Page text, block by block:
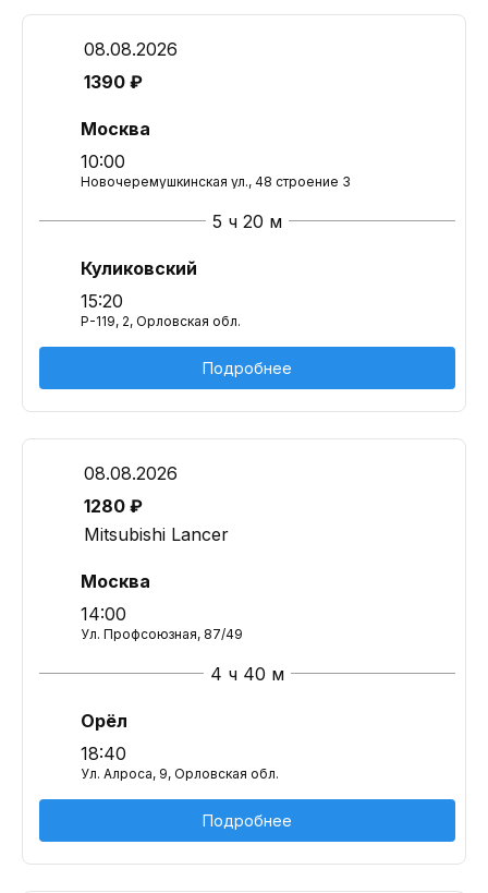
08.08.2026
1390 ₽
Москва
10:00
Новочеремушкинская ул., 48 строение 3
5 ч 20 м
Куликовский
15:20
Р-119, 2, Орловская обл.
Подробнее
08.08.2026
1280 ₽
Mitsubishi Lancer
Москва
14:00
Ул. Профсоюзная, 87/49
4 ч 40 м
Орёл
18:40
Ул. Алроса, 9, Орловская обл.
Подробнее